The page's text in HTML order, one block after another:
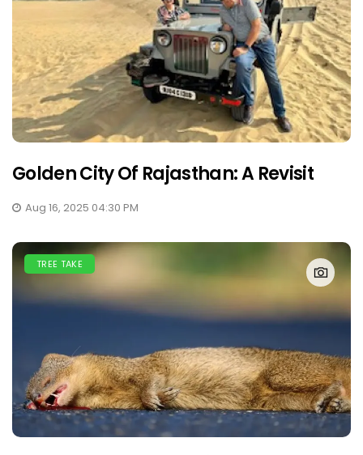
Golden City Of Rajasthan: A Revisit
Aug 16, 2025 04:30 PM
TREE TAKE